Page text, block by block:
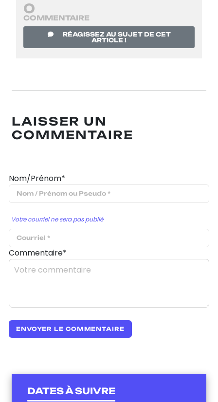
0
COMMENTAIRE
RÉAGISSEZ AU SUJET DE CET
ARTICLE !
LAISSER UN
COMMENTAIRE
Nom/Prénom*
Votre courriel ne sera pas publié
Commentaire*
DATES À SUIVRE